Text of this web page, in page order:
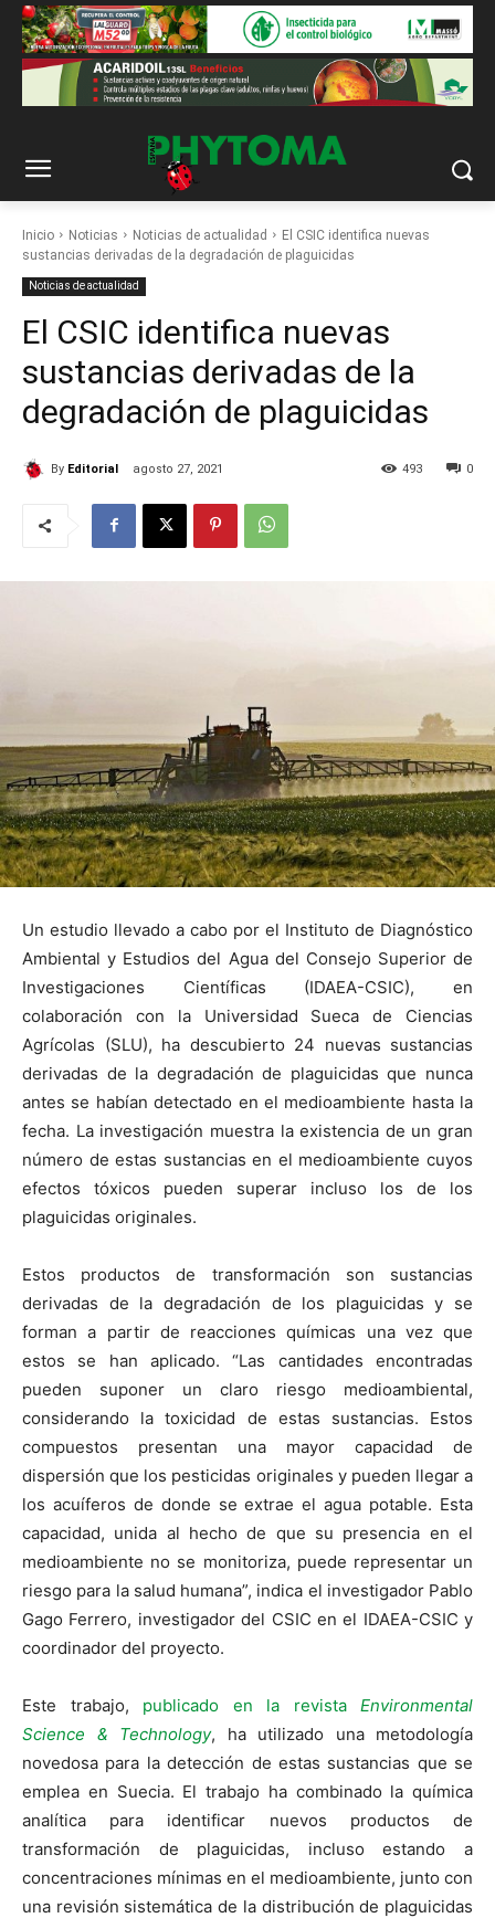
Inicio Noticias Noticias de actualidad
El CSIC identifica nuevas
sustancias derivadas de la degradación de plaguicidas
Noticias de actualidad
El CSIC identifica nuevas
sustancias derivadas de la
degradación de plaguicidas
By Editorial agosto 27, 2021 0
493
Un estudio llevado a cabo por el Instituto de Diagnóstico
Ambiental y Estudios del Agua del Consejo Superior de
Investigaciones Científicas (IDAEA-CSIC), en
colaboración con la Universidad Sueca de Ciencias
Agrícolas (SLU), ha descubierto 24 nuevas sustancias
derivadas de la degradación de plaguicidas que nunca
antes se habían detectado en el medioambiente hasta la
fecha. La investigación muestra la existencia de un gran
número de estas sustancias en el medioambiente cuyos
efectos tóxicos pueden superar incluso los de los
plaguicidas originales.
Estos productos de transformación son sustancias
derivadas de la degradación de los plaguicidas y se
forman a partir de reacciones químicas una vez que
estos se han aplicado. “Las cantidades encontradas
pueden suponer un claro riesgo medioambiental,
considerando la toxicidad de estas sustancias. Estos
compuestos presentan una mayor capacidad de
dispersión que los pesticidas originales y pueden llegar a
los acuíferos de donde se extrae el agua potable. Esta
capacidad, unida al hecho de que su presencia en el
medioambiente no se monitoriza, puede representar un
riesgo para la salud humana”, indica el investigador Pablo
Gago Ferrero, investigador del CSIC en el IDAEA-CSIC y
coordinador del proyecto.
Este trabajo, publicado en la revista Environmental
Science & Technology, ha utilizado una metodología
novedosa para la detección de estas sustancias que se
emplea en Suecia. El trabajo ha combinado la química
analítica para identificar nuevos productos de
transformación de plaguicidas, incluso estando a
concentraciones mínimas en el medioambiente, junto con
una revisión sistemática de la distribución de plaguicidas